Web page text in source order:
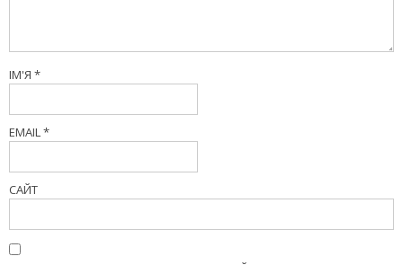
ІМ'Я *
EMAIL*
САЙТ